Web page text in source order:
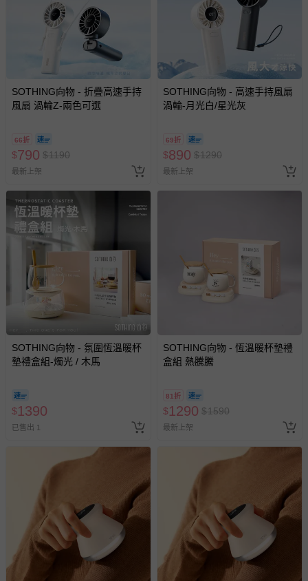
SOTHING向物 - 折疊高速手持
風扇 渦輪Z-兩色可選
66折
$790 $1190
最新上架
SOTHING向物 - 高速手持風扇
渦輪-月光白/星光灰
69折
$890 $1290
最新上架
SOTHING向物 - 氛圍恆溫暖杯
墊禮盒組-燭光 / 木馬
$1390
已售出 1
SOTHING向物 - 恆溫暖杯墊禮
盒組 熱騰騰
81折
$1290 $1590
最新上架